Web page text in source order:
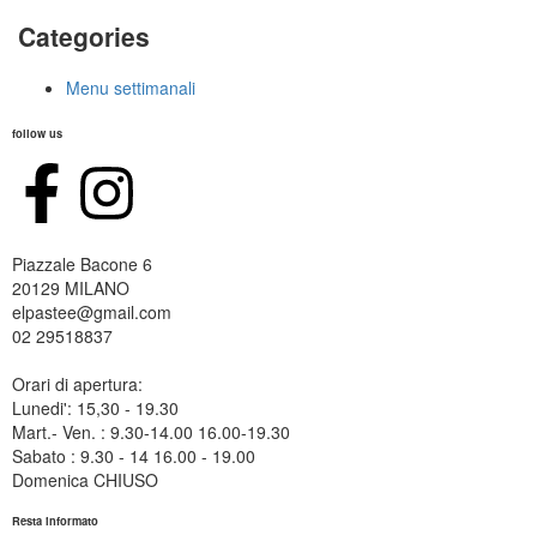
Categories
Menu settimanali
Resta informato
Orari di apertura:
Lunedi': 15,30 - 19.30
Mart.- Ven. : 9.30-14.00 16.00-19.30
Sabato : 9.30 - 14 16.00 - 19.00
Domenica CHIUSO
Piazzale Bacone 6
20129 MILANO
elpastee@gmail.com
02 29518837
follow us